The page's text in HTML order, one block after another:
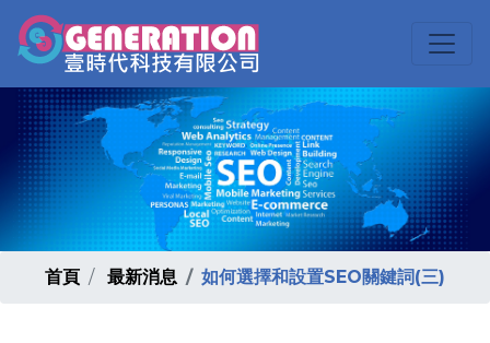
首頁 最新消息 如何選擇和設置SEO關鍵詞(三)